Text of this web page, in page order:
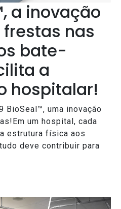
a inovação
nas
bate-
a
hospitalar!
BioSeal™, uma inovação
um hospital, cada
estrutura física aos
deve contribuir para